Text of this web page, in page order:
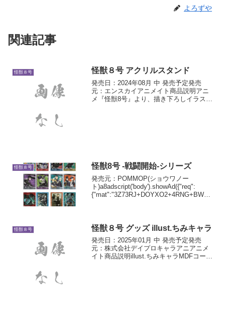
よろずや
関連記事
怪獣８号 怪獣８号 アクリルスタンド
発売日：2024年08月 中 発売予定発売
元：エンスカイアニメイト商品説明アニ
メ『怪獣8号』より、描き下ろしイラスト
怪獣８号 怪獣8号 -戦闘開始-シリーズ
発売元：POMMOP(ショウワノー
ト)a8adscript('body').showAd({"req":
{"mat":"3Z73RJ+DOYXO2+4RNG+BWGD
怪獣８号 怪獣８号 グッズ illust.ちみキャラ
発売日：2025年01月 中 発売予定発売
元：株式会社デイプロキャラアニアニメ
イト商品説明illust.ちみキャラMDFコース